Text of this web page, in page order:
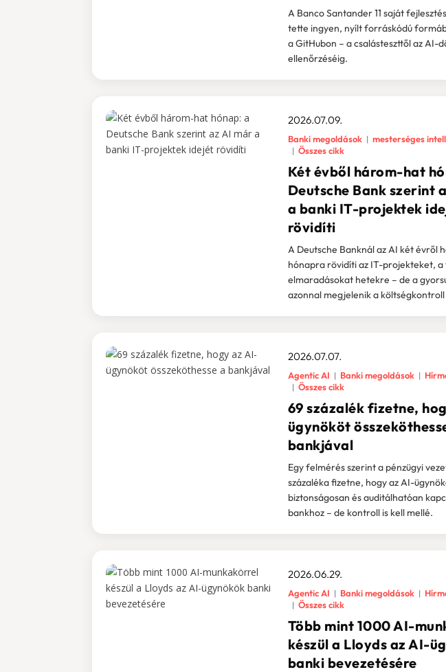
A Banco Santander 11 saját
tette ingyen, nyílt forráskódú
a GitHubon – a csalásteszttől az AI-
ellenőrzéséig.
Két évből három-hat
Deutsche Bank szerint
a banki IT-projektek
rövidíti
2026.07.09.
Banki megoldások
mesterséges
Összes cikk
A Deutsche Banknál az AI két évről
hónapra rövidíti az IT-projekteket, a
elmaradásokat hetekre – de a
azonnal megjelenik a költségkontroll
69 százalék fizetne,
ügynököt
bankjával
2026.07.07.
Agentic AI Banki megoldások
Összes cikk
Egy felmérés szerint a pénzügyi
százaléka fizetne, hogy az AI-
biztonságosan és auditálhatóan
bankhoz – de kontroll is kell mellé.
Több mint 1000 AI-
készül a Lloyds az AI-
banki bevezetésére
2026.06.29.
Agentic AI Banki megoldások
Összes cikk